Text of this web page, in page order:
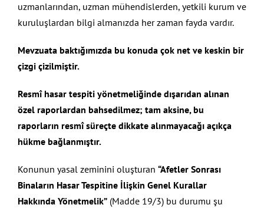
uzmanlarından, uzman mühendislerden, yetkili kurum ve
kuruluşlardan bilgi almanızda her zaman fayda vardır.
Mevzuata baktığımızda bu konuda çok net ve keskin bir
çizgi çizilmiştir.
Resmî hasar tespiti yönetmeliğinde dışarıdan alınan
özel raporlardan bahsedilmez; tam aksine, bu
raporların resmî süreçte dikkate alınmayacağı açıkça
hükme bağlanmıştır.
Konunun yasal zeminini oluşturan “Afetler Sonrası
Binaların Hasar Tespitine İlişkin Genel Kurallar
Hakkında Yönetmelik”(Madde 19/3) bu durumu şu